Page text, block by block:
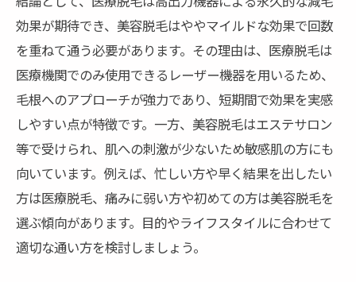
効果が期待でき、美容脱毛はややマイルドな効果で回数
を重ねて通う必要があります。その理由は、医療脱毛は
医療機関でのみ使用できるレーザー機器を用いるため、
毛根へのアプローチが強力であり、短期間で効果を実感
しやすい点が特徴です。一方、美容脱毛はエステサロン
等で受けられ、肌への刺激が少ないため敏感肌の方にも
向いています。例えば、忙しい方や早く結果を出したい
方は医療脱毛、痛みに弱い方や初めての方は美容脱毛を
選ぶ傾向があります。目的やライフスタイルに合わせて
適切な通い方を検討しましょう。